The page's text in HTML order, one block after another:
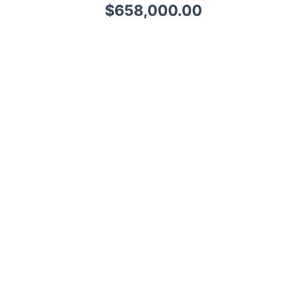
$658,000.00